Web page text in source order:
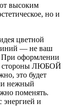
высоким
но и
цветной
— не ваш
При оформлении
стороны ЛЮБОЙ
это будет
нежный
поменять.
энергией и